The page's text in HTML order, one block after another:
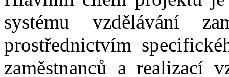
systému vzdělávání
prostřednictvím
zaměstnanců a realizací